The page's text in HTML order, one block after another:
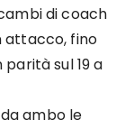
di coach
attacco, fino
parità sul 19 a
ambo le